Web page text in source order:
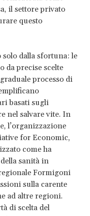
il settore privato
questo
dalla sfortuna: le
da precise scelte
processo di
basati sugli
nel salvare vite. In
l’organizzazione
for Economic,
come ha
sanità in
Formigoni
sulla carente
ad altre regioni.
di scelta del